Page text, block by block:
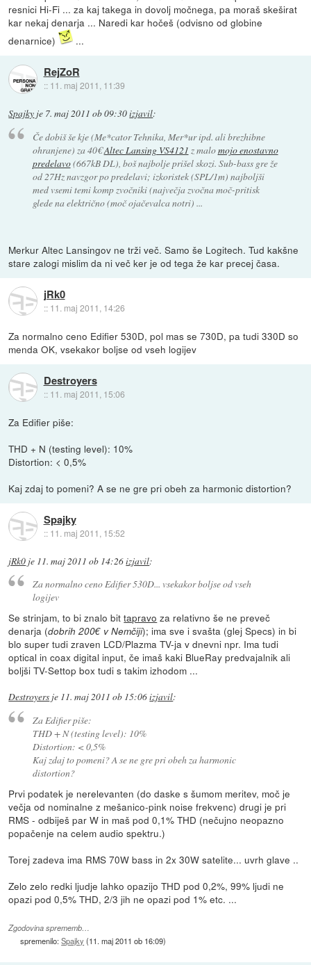
resnici Hi-Fi ... za kaj takega in dovolj močnega, pa moraš skeširat
kar nekaj denarja ... Naredi kar hočeš (odvisno od globine
denarnice)
...
RejZoR
:: 11. maj 2011, 11:39
Spajky je 7. maj 2011 ob 09:30izjavil:
Če dobiš še kje (Me*cator Tehnika, Mer*ur ipd. ali brezhibne
ohranjene) za 40€Altec Lansing VS4121 z malomojo enostavno
predelavo(667kB DL), boš najbolje prišel skozi. Sub-bass gre že
od 27Hz navzgor po predelavi; izkoristek (SPL/1m) najboljši
med vsemi temi komp zvočniki (največja zvočna moč-pritisk
glede na električno (moč ojačevalca notri) ...
Merkur Altec Lansingov ne trži več. Samo še Logitech. Tud kakšne
stare zalogi mislim da ni več ker je od tega že kar precej časa.
jRk0
:: 11. maj 2011, 14:26
Za normalno ceno Edifier 530D, pol mas se 730D, pa tudi 330D so
menda OK, vsekakor boljse od vseh logijev
Destroyers
:: 11. maj 2011, 15:06
Za Edifier piše:
THD + N (testing level): 10%
Distortion: < 0,5%
Kaj zdaj to pomeni? A se ne gre pri obeh za harmonic distortion?
Spajky
:: 11. maj 2011, 15:52
jRk0 je 11. maj 2011 ob 14:26izjavil:
Za normalno ceno Edifier 530D... vsekakor boljse od vseh
logijev
Se strinjam, to bi znalo bittapravo za relativno še ne preveč
denarja (dobrih 200€ v Nemčiji); ima sve i svašta (glej Specs) in bi
blo super tudi zraven LCD/Plazma TV-ja v dnevni npr. Ima tudi
optical in coax digital input, če imaš kaki BlueRay predvajalnik ali
boljši TV-Settop box tudi s takim izhodom ...
Destroyers je 11. maj 2011 ob 15:06izjavil:
Za Edifier piše:
THD + N (testing level): 10%
Distortion: < 0,5%
Kaj zdaj to pomeni? A se ne gre pri obeh za harmonic
distortion?
Prvi podatek je nerelevanten (do daske s šumom meritev, moč je
večja od nominalne z mešanico-pink noise frekvenc) drugi je pri
RMS - odbiješ par W in maš pod 0,1% THD (nečujno neopazno
popačenje na celem audio spektru.)
Torej zadeva ima RMS 70W bass in 2x 30W satelite... uvrh glave ..
Zelo zelo redki ljudje lahko opazijo THD pod 0,2%, 99% ljudi ne
opazi pod 0,5% THD, 2/3 jih ne opazi pod 1% etc. ...
Zgodovina sprememb…
spremenilo:Spajky (11. maj 2011 ob 16:09)